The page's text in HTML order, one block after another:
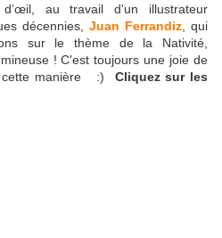
au travail d'un illustrateur
décennies, Juan Ferrandiz , qui
sur le thème de la Nativité,
! C'est toujours une joie de
cette manière :) Cliquez sur les